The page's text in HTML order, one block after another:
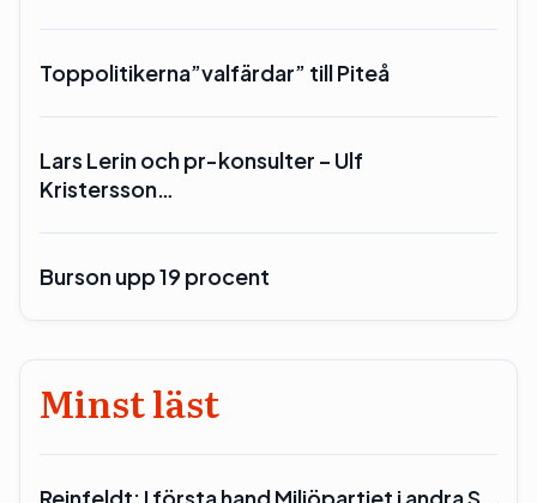
Toppolitikerna”valfärdar” till Piteå
Lars Lerin och pr-konsulter – Ulf
Kristersson…
Burson upp 19 procent
Minst läst
Reinfeldt: I första hand Miljöpartiet i andra S…